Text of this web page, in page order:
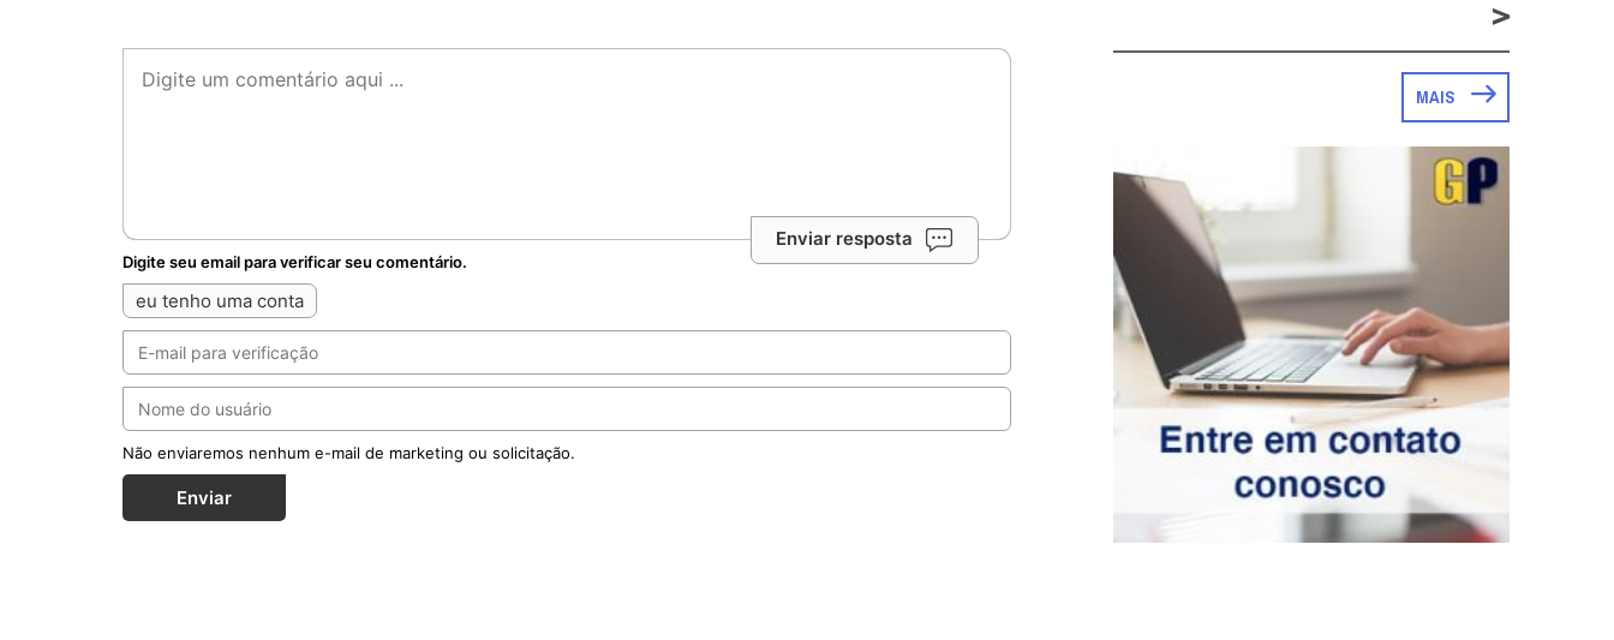
Enviar resposta
Digite seu email para verificar seu comentário.
eu tenho uma conta
Não enviaremos nenhum e-mail de marketing ou solicitação.
Enviar
>
MAIS